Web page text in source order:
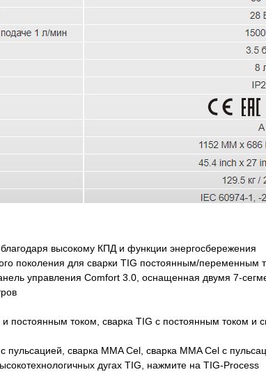
высокому КПД и функции энергосбережения
поколения для сварки ТIG постоянным/переменным
управления Comfort 3.0, оснащенная двумя 7-
постоянным током, сварка TIG с постоянным током и
сварка MMA Cel, сварка MMA Cel с
дугах TIG, нажмите на TIG-Process